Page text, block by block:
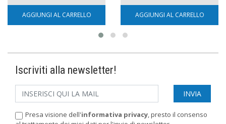
AGGIUNGI AL CARRELLO AGGIUNGI AL CARRELLO
Iscriviti alla newsletter!
Presa visione dell'informativa privacy, presto il consenso